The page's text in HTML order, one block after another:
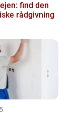
find den
rådgivning